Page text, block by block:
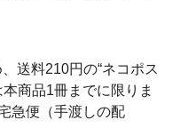
送料210円の“ネコポス
商品1冊までに限りま
急便（手渡しの配